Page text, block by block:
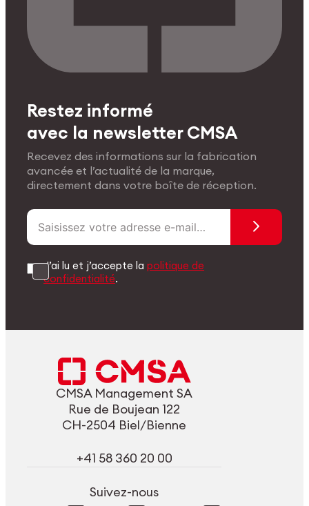
Restez informé
avec la newsletter CMSA
Recevez des informations sur la fabrication
avancée et l’actualité de la marque,
directement dans votre boîte de réception.
J’ai lu et j’accepte lapolitique de
confidentialité.
CMSA Management SA
Rue de Boujean 122
CH-2504 Biel/Bienne
+41 58 360 20 00
Suivez-nous